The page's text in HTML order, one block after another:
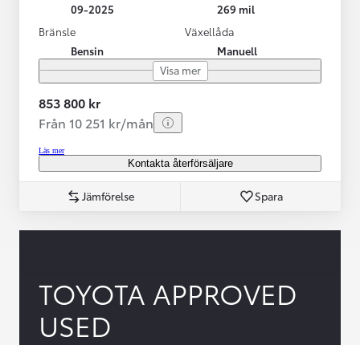
09-2025
269 mil
Bränsle
Bensin
Växellåda
Manuell
Visa mer
853 800 kr
Från 10 251 kr/mån
Läs mer
Kontakta återförsäljare
Jämförelse Spara
TOYOTA APPROVED
USED